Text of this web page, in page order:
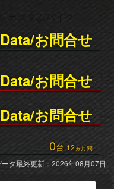
お問合せ
お問合せ
お問合せ
0台 12 ヵ月間
ータ最終更新：2026年08月07日